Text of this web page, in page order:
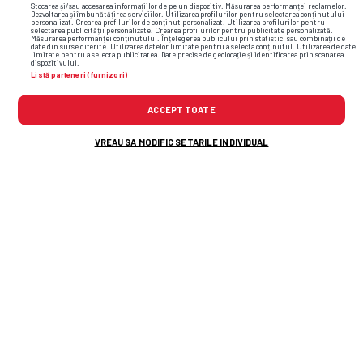
Stocarea și/sau accesarea informațiilor de pe un dispozitiv. Măsurarea performanței reclamelor.
Dezvoltarea și îmbunătățirea serviciilor. Utilizarea profilurilor pentru selectarea conținutului
personalizat. Crearea profilurilor de conținut personalizat. Utilizarea profilurilor pentru
selectarea publicității personalizate. Crearea profilurilor pentru publicitate personalizată.
Măsurarea performanței conținutului. Înțelegerea publicului prin statistici sau combinații de
date din surse diferite. Utilizarea datelor limitate pentru a selecta conținutul. Utilizarea de date
limitate pentru a selecta publicitatea. Date precise de geolocație și identificarea prin scanarea
dispozitivului.
Listă parteneri (furnizori)
ACCEPT TOATE
VREAU SA MODIFIC SETARILE INDIVIDUAL